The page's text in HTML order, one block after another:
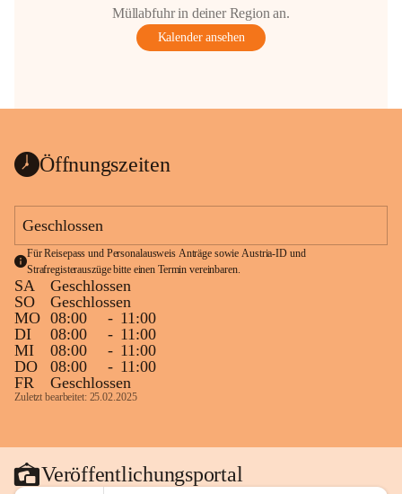
Müllabfuhr in deiner Region an.
Kalender ansehen
Öffnungszeiten
Geschlossen
Für Reisepass und Personalausweis Anträge sowie Austria-ID und
Strafregisterauszüge bitte einen Termin vereinbaren.
SA
Geschlossen
SO
Geschlossen
MO 08:00 - 11:00
DI
08:00 - 11:00
MI
08:00 - 11:00
DO
08:00 - 11:00
FR
Geschlossen
Zuletzt bearbeitet: 25.02.2025
Veröffentlichungsportal